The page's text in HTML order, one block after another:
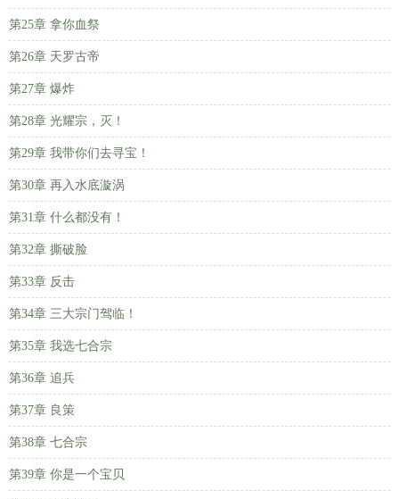
第25章 拿你血祭
第26章 天罗古帝
第27章 爆炸
第28章 光耀宗，灭！
第29章 我带你们去寻宝！
第30章 再入水底漩涡
第31章 什么都没有！
第32章 撕破脸
第33章 反击
第34章 三大宗门驾临！
第35章 我选七合宗
第36章 追兵
第37章 良策
第38章 七合宗
第39章 你是一个宝贝